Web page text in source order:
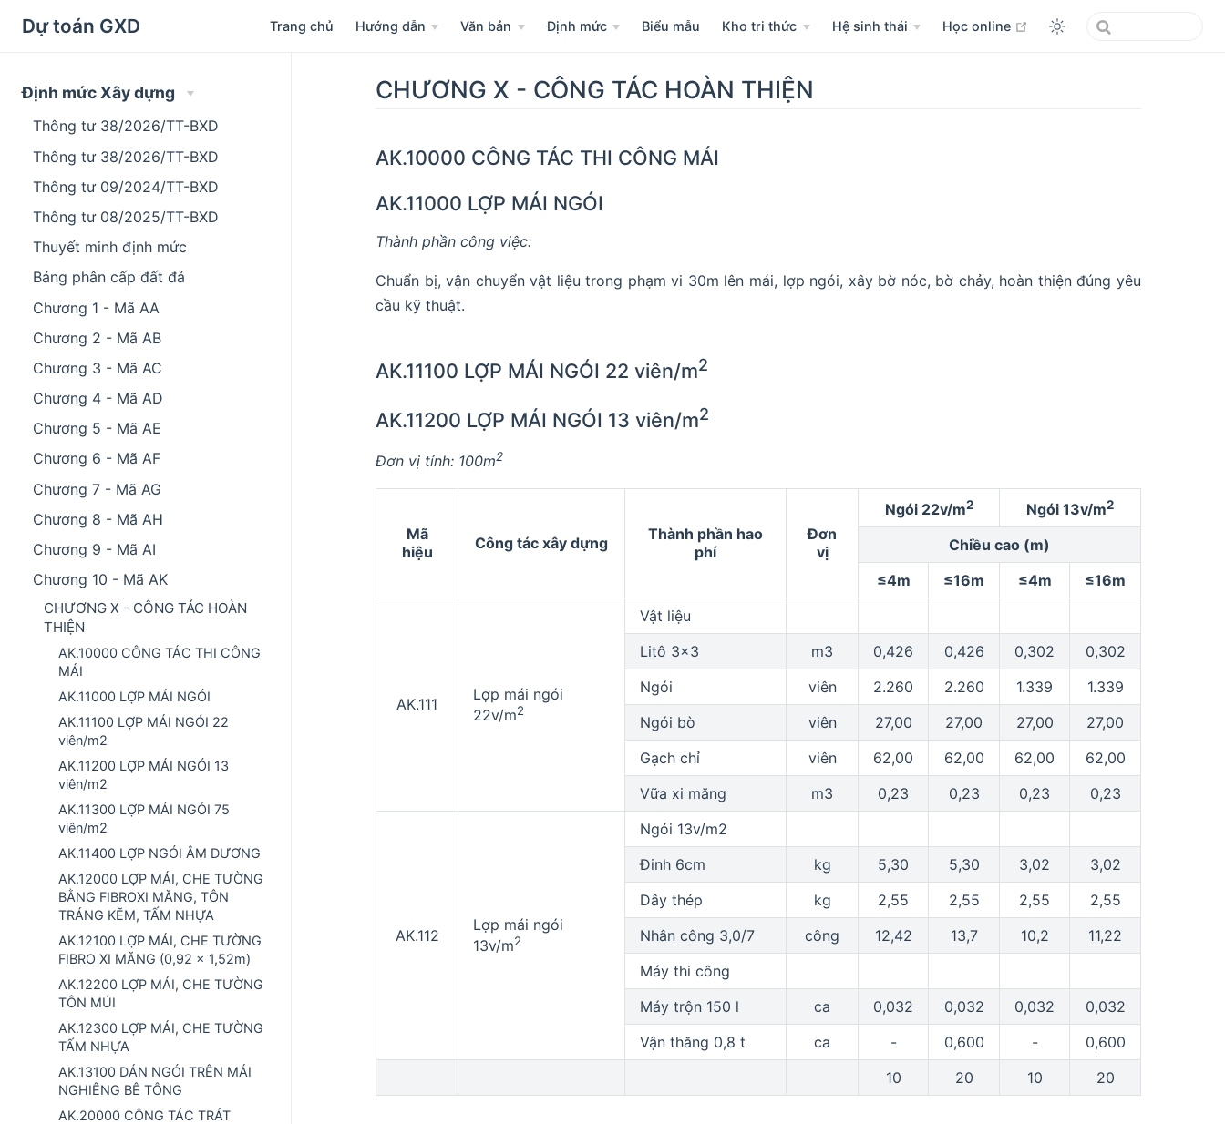
Dự toán GXD Trang chủ Hướng dẫn Văn bản Định mức Biểu mẫu Kho tri thức Hệ sinh thái Học online open in new window
Định mức Xây dựng
Thông tư 38/2026/TT-BXD
Thông tư 38/2026/TT-BXD
Thông tư 09/2024/TT-BXD
Thông tư 08/2025/TT-BXD
Thuyết minh định mức
Bảng phân cấp đất đá
Chương 1 - Mã AA
Chương 2 - Mã AB
Chương 3 - Mã AC
Chương 4 - Mã AD
Chương 5 - Mã AE
Chương 6 - Mã AF
Chương 7 - Mã AG
Chương 8 - Mã AH
Chương 9 - Mã AI
Chương 10 - Mã AK
CHƯƠNG X - CÔNG TÁC HOÀN
THIỆN
AK.10000 CÔNG TÁC THI CÔNG
MÁI
AK.11000 LỢP MÁI NGÓI
AK.11100 LỢP MÁI NGÓI 22
viên/m2
AK.11200 LỢP MÁI NGÓI 13
viên/m2
AK.11300 LỢP MÁI NGÓI 75
viên/m2
AK.11400 LỢP NGÓI ÂM DƯƠNG
AK.12000 LỢP MÁI, CHE TƯỜNG
BẰNG FIBROXI MĂNG, TÔN
TRÁNG KẼM, TẤM NHỰA
AK.12100 LỢP MÁI, CHE TƯỜNG
FIBRO XI MĂNG (0,92 x 1,52m)
AK.12200 LỢP MÁI, CHE TƯỜNG
TÔN MÚI
AK.12300 LỢP MÁI, CHE TƯỜNG
TẤM NHỰA
AK.13100 DÁN NGÓI TRÊN MÁI
NGHIÊNG BÊ TÔNG
AK.20000 CÔNG TÁC TRÁT
CHƯƠNG X - CÔNG TÁC HOÀN THIỆN
AK.10000 CÔNG TÁC THI CÔNG MÁI
AK.11000 LỢP MÁI NGÓI
Thành phần công việc:
Chuẩn bị, vận chuyển vật liệu trong phạm vi 30m lên mái, lợp ngói, xây bờ nóc, bờ chảy, hoàn thiện đúng yêu
cầu kỹ thuật.
AK.11100 LỢP MÁI NGÓI 22 viên/m2
AK.11200 LỢP MÁI NGÓI 13 viên/m2
Đơn vị tính: 100m2
Mã
hiệu
Công tác xây dựng
Thành phần hao
phí
Đơn
vị
Ngói 22v/m2 Ngói 13v/m2
Chiều cao (m)
≤4m
≤16m ≤4m ≤16m
AK.111
Lợp mái ngói
22v/m2
Vật liệu
Litô 3x3
m3 0,426 0,426 0,302
0,302
Ngói
viên 2.260 2.260 1.339
1.339
Ngói bò
viên 27,00 27,00 27,00
27,00
Gạch chỉ
viên 62,00 62,00 62,00
62,00
Vữa xi măng
m3 0,23 0,23 0,23 0,23
AK.112
Lợp mái ngói
13v/m2
Ngói 13v/m2
Đinh 6cm
kg 5,30 5,30 3,02
3,02
Dây thép
kg 2,55 2,55 2,55
2,55
Nhân công 3,0/7
công 12,42 13,7 10,2
11,22
Máy thi công
Máy trộn 150 l
ca 0,032 0,032 0,032
0,032
Vận thăng 0,8 t
ca - 0,600 -
0,600
10
20 10 20